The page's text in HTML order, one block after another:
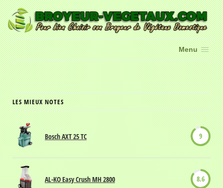
Menu
LES MIEUX NOTES
Bosch AXT 25 TC 9
AL-KO Easy Crush MH 2800 8.6